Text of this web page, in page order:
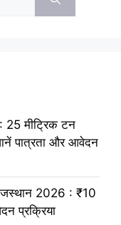
25 मीट्रिक टन
पात्रता और आवेदन
2026 : ₹10
प्रक्रिया